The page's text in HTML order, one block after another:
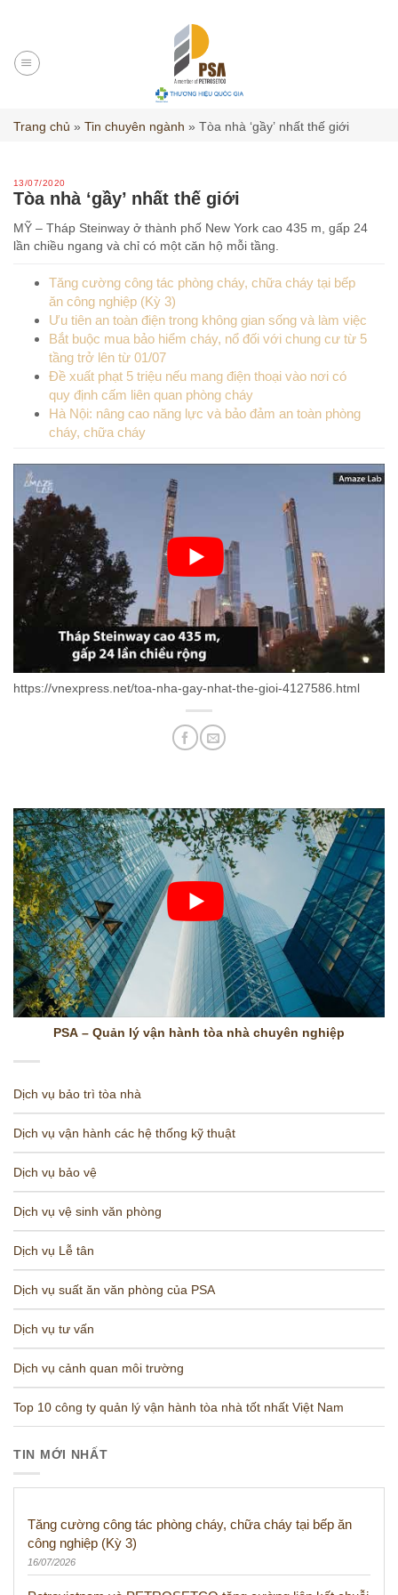
content
Trang chủ » Tin chuyên ngành » Tòa nhà ‘gầy’ nhất thế giới
13/07/2020
Tòa nhà ‘gầy’ nhất thế giới
MỸ – Tháp Steinway ở thành phố New York cao 435 m, gấp 24
lần chiều ngang và chỉ có một căn hộ mỗi tầng.
Tăng cường công tác phòng cháy, chữa cháy tại bếp
ăn công nghiệp (Kỳ 3)
Ưu tiên an toàn điện trong không gian sống và làm việc
Bắt buộc mua bảo hiểm cháy, nổ đối với chung cư từ 5
tầng trở lên từ 01/07
Đề xuất phạt 5 triệu nếu mang điện thoại vào nơi có
quy định cấm liên quan phòng cháy
Hà Nội: nâng cao năng lực và bảo đảm an toàn phòng
cháy, chữa cháy
https://vnexpress.net/toa-nha-gay-nhat-the-gioi-4127586.html
PSA – Quản lý vận hành tòa nhà chuyên nghiệp
Dịch vụ bảo trì tòa nhà
Dịch vụ vận hành các hệ thống kỹ thuật
Dịch vụ bảo vệ
Dịch vụ vệ sinh văn phòng
Dịch vụ Lễ tân
Dịch vụ suất ăn văn phòng của PSA
Dịch vụ tư vấn
Dịch vụ cảnh quan môi trường
Top 10 công ty quản lý vận hành tòa nhà tốt nhất Việt Nam
TIN MỚI NHẤT
Tăng cường công tác phòng cháy, chữa cháy tại bếp ăn
công nghiệp (Kỳ 3)
16/07/2026